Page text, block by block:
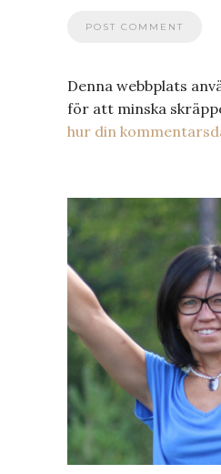
Denna webbplats
för att minska
hur din